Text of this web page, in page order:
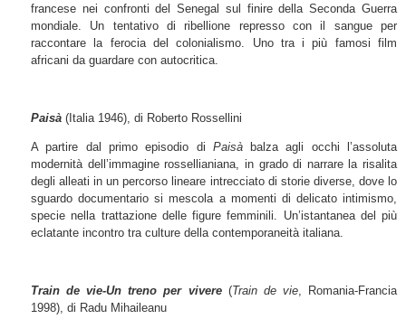
francese nei confronti del Senegal sul finire della Seconda Guerra
mondiale. Un tentativo di ribellione represso con il sangue per
raccontare la ferocia del colonialismo. Uno tra i più famosi film
africani da guardare con autocritica.
Paisà (Italia 1946), di Roberto Rossellini
A partire dal primo episodio di Paisàbalza agli occhi l’assoluta
modernità dell’immagine rossellianiana, in grado di narrare la risalita
degli alleati in un percorso lineare intrecciato di storie diverse, dove lo
sguardo documentario si mescola a momenti di delicato intimismo,
specie nella trattazione delle figure femminili. Un’istantanea del più
eclatante incontro tra culture della contemporaneità italiana.
Train de vie-Un treno per vivere(Train de vie, Romania-Francia
1998), di Radu Mihaileanu